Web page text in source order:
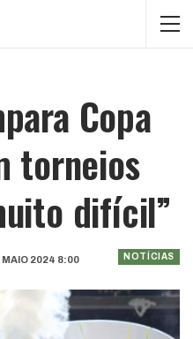
Copa
torneios
difícil”
NOTÍCIAS
MAIO 2024 8:00